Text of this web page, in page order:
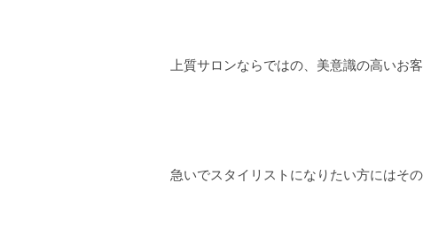
上質サロンならではの、美意識の高いお
急いでスタイリストになりたい方にはそ